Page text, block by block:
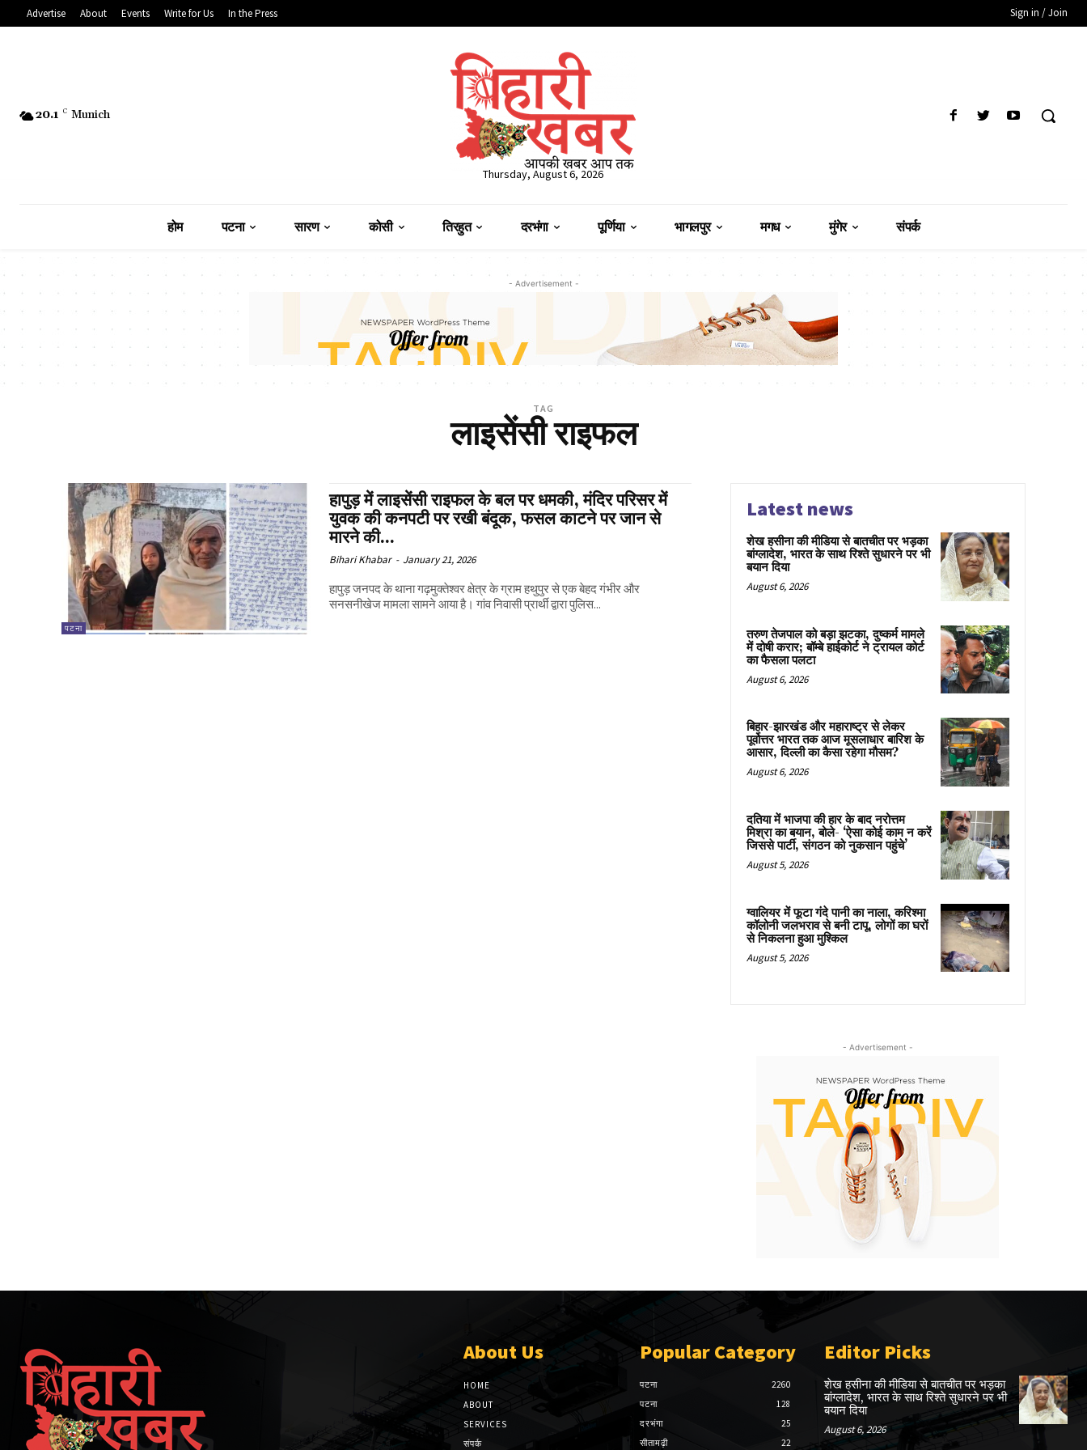
Advertise About Events Write for Us In the Press Sign in / Join
20.1 C Munich
Thursday, August 6, 2026
होम पटना सारण कोसी तिरहुत दरभंगा पूर्णिया भागलपुर मगध मुंगेर संपर्क
- Advertisement -
TAG
लाइसेंसी राइफल
पटना
हापुड़ में लाइसेंसी राइफल के बल पर धमकी, मंदिर परिसर में
युवक की कनपटी पर रखी बंदूक, फसल काटने पर जान से
मारने की...
Bihari Khabar - January 21, 2026
हापुड़ जनपद के थाना गढ़मुक्तेश्वर क्षेत्र के ग्राम हथुपुर से एक बेहद गंभीर और
सनसनीखेज मामला सामने आया है। गांव निवासी प्रार्थी द्वारा पुलिस...
Latest news
शेख हसीना की मीडिया से बातचीत पर भड़का
बांग्लादेश, भारत के साथ रिश्ते सुधारने पर भी
बयान दिया
August 6, 2026
तरुण तेजपाल को बड़ा झटका, दुष्कर्म मामले
में दोषी करार; बॉम्बे हाईकोर्ट ने ट्रायल कोर्ट
का फैसला पलटा
August 6, 2026
बिहार-झारखंड और महाराष्ट्र से लेकर
पूर्वोत्तर भारत तक आज मूसलाधार बारिश के
आसार, दिल्ली का कैसा रहेगा मौसम?
August 6, 2026
दतिया में भाजपा की हार के बाद नरोत्तम
मिश्रा का बयान, बोले- ‘ऐसा कोई काम न करें
जिससे पार्टी, संगठन को नुकसान पहुंचे’
August 5, 2026
ग्वालियर में फूटा गंदे पानी का नाला, करिश्मा
कॉलोनी जलभराव से बनी टापू, लोगों का घरों
से निकलना हुआ मुश्किल
August 5, 2026
- Advertisement -
About Us
HOME
ABOUT
SERVICES
संपर्क
Popular Category
पटना
2260
पटना
128
दरभंगा
25
सीतामढ़ी
22
Editor Picks
शेख हसीना की मीडिया से बातचीत पर भड़का
बांग्लादेश, भारत के साथ रिश्ते सुधारने पर भी
बयान दिया
August 6, 2026